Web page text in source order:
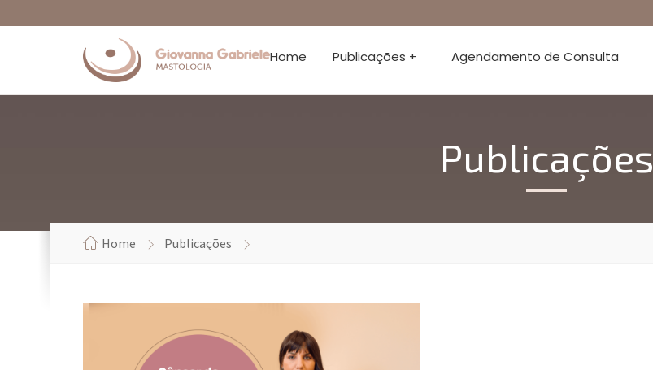
Home Publicações + Agendamento de Consulta
Publicações
Home Publicações